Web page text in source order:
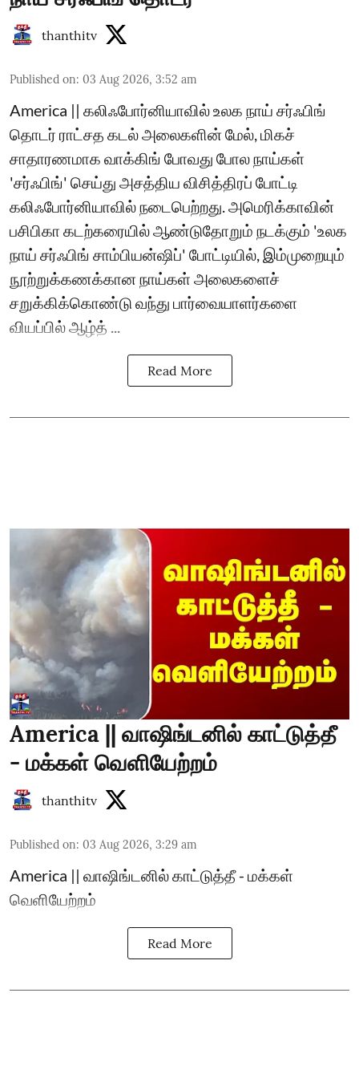
thanthitv
Published on: 03 Aug 2026, 3:52 am
America || கலிஃபோர்னியாவில் உலக நாய் சர்ஃபிங்
தொடர் ராட்சத கடல் அலைகளின் மேல், மிகச்
சாதாரணமாக வாக்கிங் போவது போல நாய்கள்
'சர்ஃபிங்' செய்து அசத்திய விசித்திரப் போட்டி
கலிஃபோர்னியாவில் நடைபெற்றது. ​அமெரிக்காவின்
பசிபிகா கடற்கரையில் ஆண்டுதோறும் நடக்கும் 'உலக
நாய் சர்ஃபிங் சாம்பியன்ஷிப்' போட்டியில், இம்முறையும்
நூற்றுக்கணக்கான நாய்கள் அலைகளைச்
சறுக்கிக்கொண்டு வந்து பார்வையாளர்களை
வியப்பில் ஆழ்த் ...
Read More
America || வாஷிங்டனில் காட்டுத்தீ
- மக்கள் வெளியேற்றம்
thanthitv
Published on: 03 Aug 2026, 3:29 am
America || வாஷிங்டனில் காட்டுத்தீ - மக்கள்
வெளியேற்றம்
Read More